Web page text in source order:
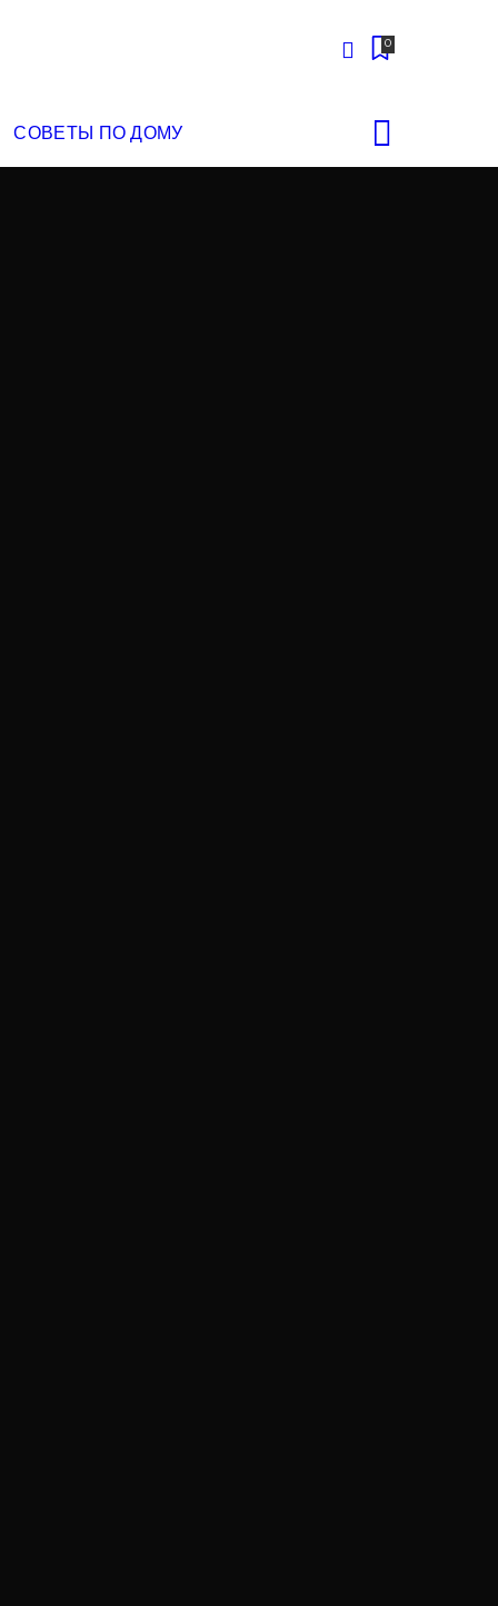
0
СОВЕТЫ ПО ДОМУ